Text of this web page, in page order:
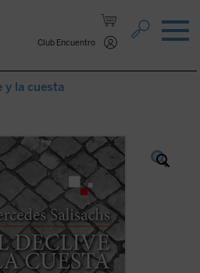
Club Encuentro
y la cuesta